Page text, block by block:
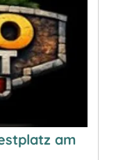
am